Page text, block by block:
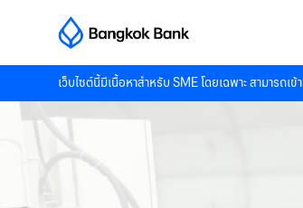
เว็บไซต์นี้มีเนื้อหาสำหรับ SME โดยเฉพาะ สามารถเ